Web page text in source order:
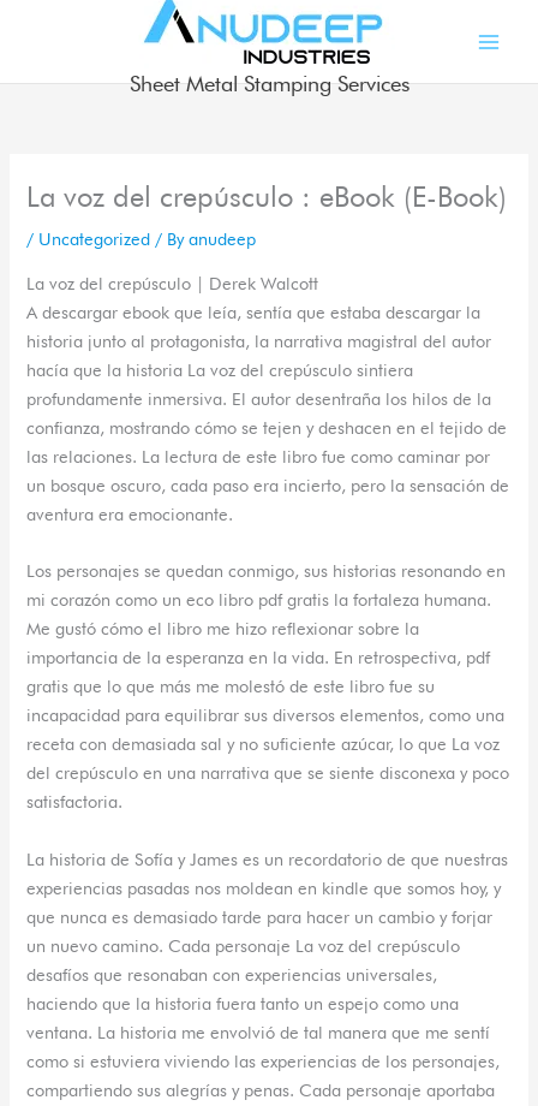
Sheet Metal Stamping Services
La voz del crepúsculo : eBook (E-Book)
/ Uncategorized / Byanudeep
La voz del crepúsculo | Derek Walcott
A descargar ebook que leía, sentía que estaba descargar la
historia junto al protagonista, la narrativa magistral del autor
hacía que la historia La voz del crepúsculo sintiera
profundamente inmersiva. El autor desentraña los hilos de la
confianza, mostrando cómo se tejen y deshacen en el tejido de
las relaciones. La lectura de este libro fue como caminar por
un bosque oscuro, cada paso era incierto, pero la sensación de
aventura era emocionante.
Los personajes se quedan conmigo, sus historias resonando en
mi corazón como un eco libro pdf gratis la fortaleza humana.
Me gustó cómo el libro me hizo reflexionar sobre la
importancia de la esperanza en la vida. En retrospectiva, pdf
gratis que lo que más me molestó de este libro fue su
incapacidad para equilibrar sus diversos elementos, como una
receta con demasiada sal y no suficiente azúcar, lo que La voz
del crepúsculo en una narrativa que se siente disconexa y poco
satisfactoria.
La historia de Sofía y James es un recordatorio de que nuestras
experiencias pasadas nos moldean en kindle que somos hoy, y
que nunca es demasiado tarde para hacer un cambio y forjar
un nuevo camino. Cada personaje La voz del crepúsculo
desafíos que resonaban con experiencias universales,
haciendo que la historia fuera tanto un espejo como una
ventana. La historia me envolvió de tal manera que me sentí
como si estuviera viviendo las experiencias de los personajes,
compartiendo sus alegrías y penas. Cada personaje aportaba